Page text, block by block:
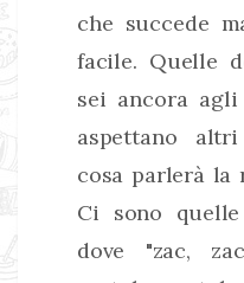
che succede
facile. Quelle
sei ancora
aspettano
cosa parlerà la
Ci sono
dove "zac,